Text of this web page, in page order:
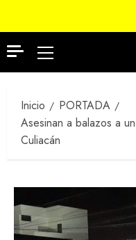
Menú
principal
Inicio
PORTADA
Asesinan a balazos a
Culiacán